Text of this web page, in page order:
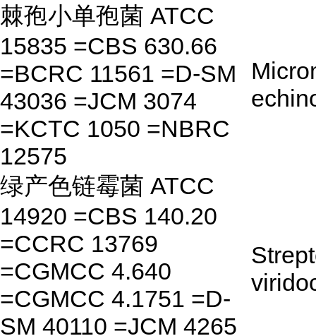
棘孢小单孢菌 ATCC
15835 =CBS 630.66
=BCRC 11561 =D-SM
43036 =JCM 3074
=KCTC 1050 =NBRC
12575
绿产色链霉菌 ATCC
14920 =CBS 140.20
=CCRC 13769
=CGMCC 4.640
=CGMCC 4.1751 =D-
SM 40110 =JCM 4265